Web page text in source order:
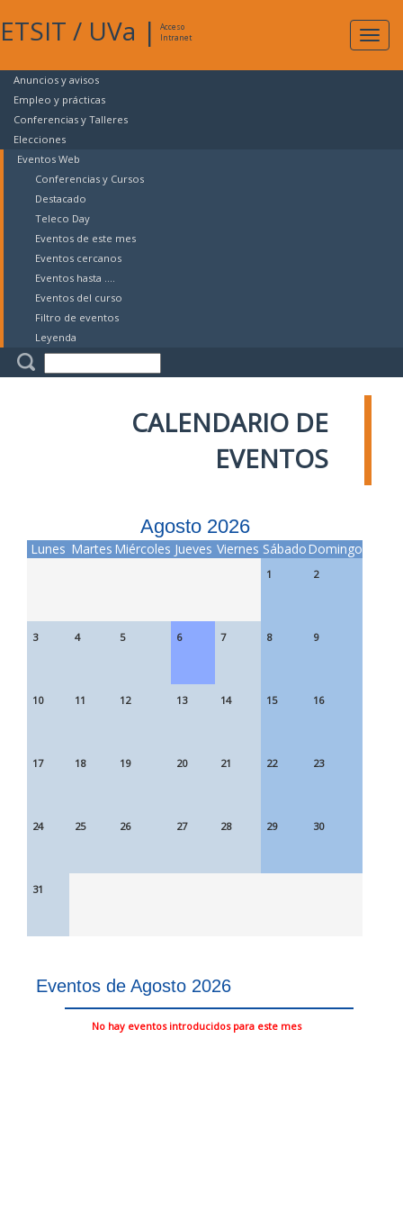
ETSIT / UVa |
Acceso
Intranet
Anuncios y avisos
Empleo y prácticas
Conferencias y Talleres
Elecciones
Eventos Web
Conferencias y Cursos
Destacado
Teleco Day
Eventos de este mes
Eventos cercanos
Eventos hasta ....
Eventos del curso
Filtro de eventos
Leyenda
CALENDARIO DE
EVENTOS
Agosto 2026
Lunes Martes Miércoles Jueves Viernes SábadoDomingo
1 2
3 4 5 6 7 8 9
10 11 12 13 14 15 16
17 18 19 20 21 22 23
24 25 26 27 28 29 30
31
Eventos de Agosto 2026
No hay eventos introducidos para este mes